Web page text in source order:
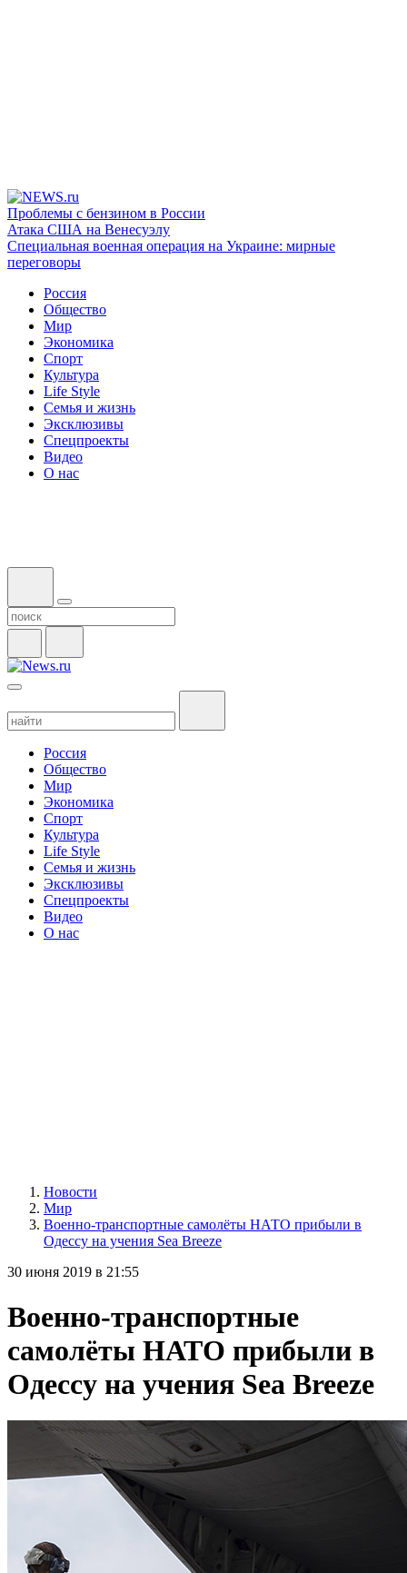
Проблемы с бензином в России
Атака США на Венесуэлу
Специальная военная операция на Украине: мирные
переговоры
Россия
Общество
Мир
Экономика
Спорт
Культура
Life Style
Семья и жизнь
Эксклюзивы
Спецпроекты
Видео
О нас
Россия
Общество
Мир
Экономика
Спорт
Культура
Life Style
Семья и жизнь
Эксклюзивы
Спецпроекты
Видео
О нас
Новости
Мир
Военно-транспортные самолёты НАТО прибыли в
Одессу на учения Sea Breeze
30 июня 2019 в 21:55
Военно-транспортные
самолёты НАТО прибыли в
Одессу на учения Sea Breeze